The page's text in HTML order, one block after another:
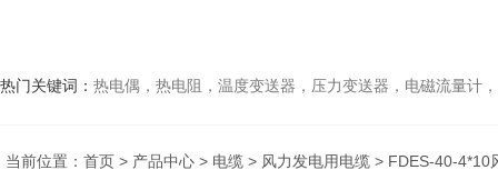
热门关键词： 热电偶，热电阻，温度变送器，压力变送器，电磁流量计，
当前位置： 首页 > 产品中心 > 电缆 > 风力发电用电缆 > FDES-40-4*10